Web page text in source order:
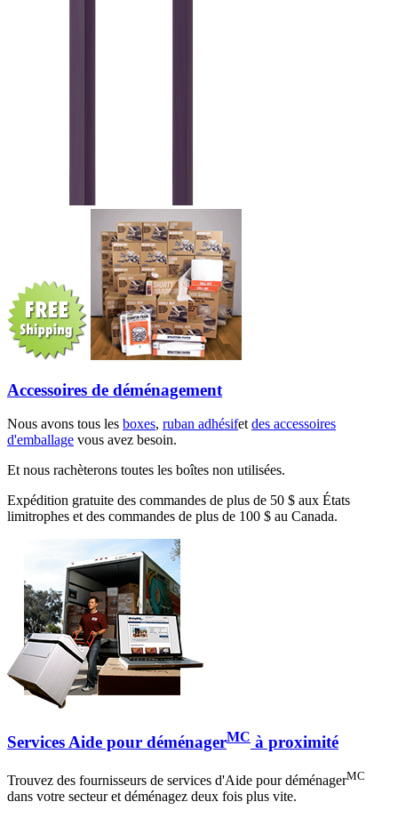
Accessoires de déménagement
Nous avons tous les boxes, ruban adhésifetdes accessoires
d'emballage vous avez besoin.
Et nous rachèterons toutes les boîtes non utilisées.
Expédition gratuite des commandes de plus de 50 $ aux États
limitrophes et des commandes de plus de 100 $ au Canada.
Services Aide pour déménagerMC à proximité
Trouvez des fournisseurs de services d'Aide pour déménagerMC
dans votre secteur et déménagez deux fois plus vite.